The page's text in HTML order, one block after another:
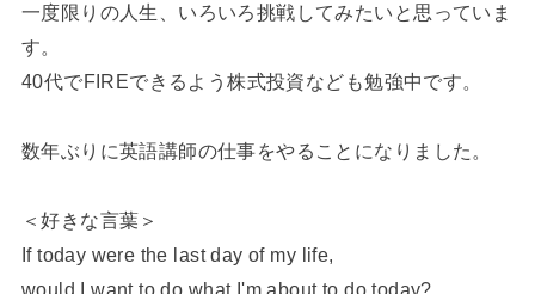
一度限りの人生、いろいろ挑戦してみたいと思っていま
す。
40代でFIREできるよう株式投資なども勉強中です。
数年ぶりに英語講師の仕事をやることになりました。
＜好きな言葉＞
If today were the last day of my life,
would I want to do what I'm about to do today?